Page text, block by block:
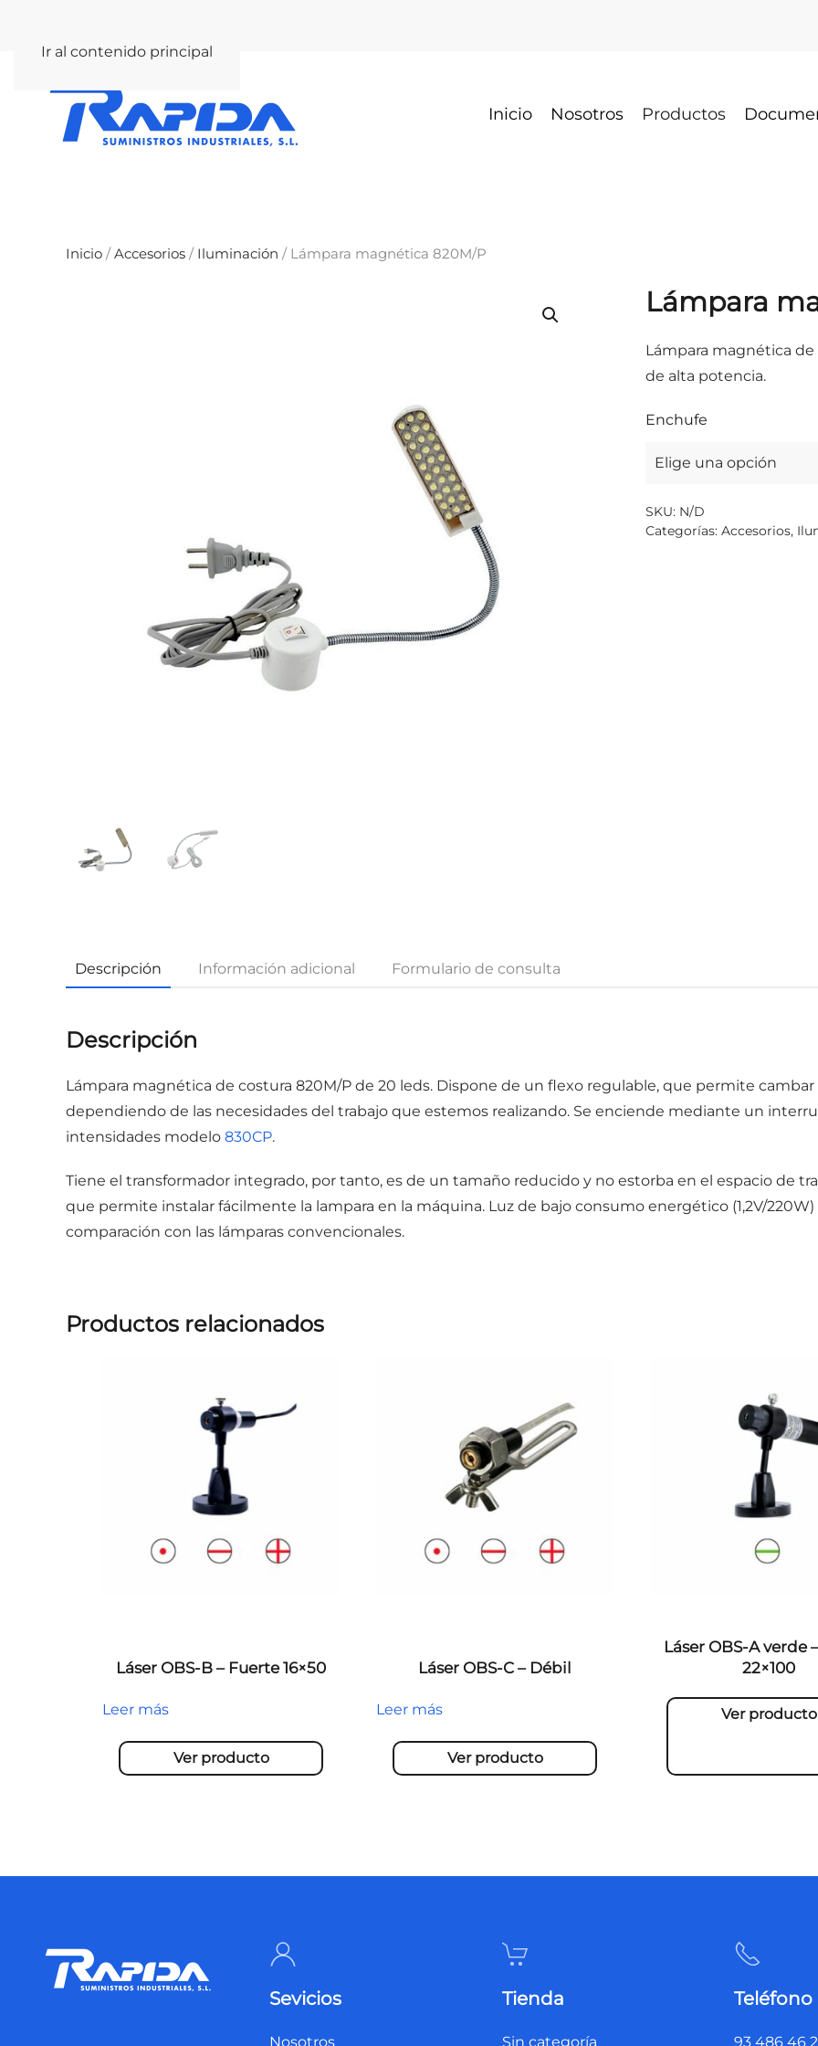
Ir al contenido principal
Inicio Nosotros Productos
Inicio /Accesorios / Iluminación / Lámpara magnética 820M/P
Lámpara
Lámpara magnética
de alta potencia.
Enchufe
SKU: N/D
Categorías: Accesorios,
Descripción Información adicional Formulario de consulta
Descripción
Lámpara magnética de costura 820M/P de 20 leds. Dispone de un flexo regulable, que permite
dependiendo de las necesidades del trabajo que estemos realizando. Se enciende mediante un
intensidades modelo 830CP.
Tiene el transformador integrado, por tanto, es de un tamaño reducido y no estorba en el espacio de
que permite instalar fácilmente la lampara en la máquina. Luz de bajo consumo energético (1,2V/
comparación con las lámparas convencionales.
Productos relacionados
Láser OBS-B – Fuerte 16×50
Leer más
Ver producto
Láser OBS-C – Débil
Leer más
Ver producto
Láser OBS-A verde
22×100
Ver producto
Sevicios
Nosotros
Tienda
Sin categoría
Teléfono
93 486 46